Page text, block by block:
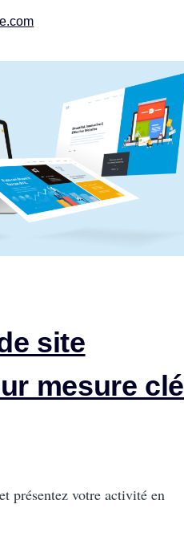
site
mesure clé
présentez votre activité en